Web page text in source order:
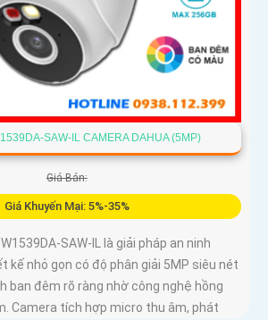
SAW-IL CAMERA DAHUA (5MP)
Giá Bán:
Giá Khuyến Mại: 5%-35%
SAW-IL là giải pháp an ninh
kế nhỏ gọn có độ phân giải 5MP siêu nét
ban đêm rõ ràng nhờ công nghệ hồng
Camera tích hợp micro thu âm, phát